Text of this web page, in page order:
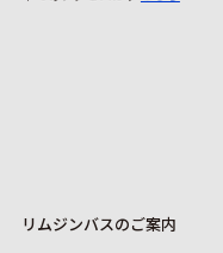
リムジンバスのご案内